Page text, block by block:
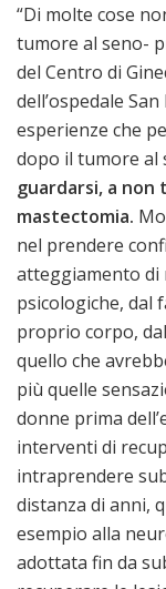
“Di molte cose
tumore al seno-
del Centro di
dell’ospedale
esperienze che
dopo il tumore al
guardarsi, a non
mastectomia.
nel prendere
atteggiamento
psicologiche, dal
proprio corpo,
quello che
più quelle
donne prima
interventi di
intraprendere
distanza di anni,
esempio alla
adottata fin da